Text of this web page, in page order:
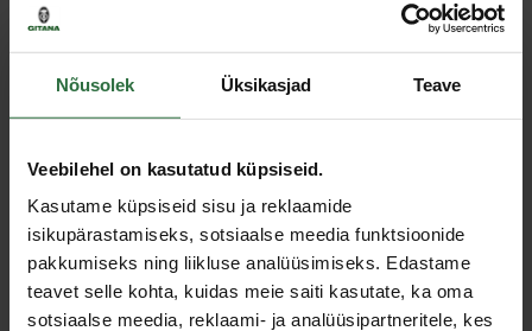
Nõusolek Üksikasjad Teave
Veebilehel on kasutatud küpsiseid.
Kasutame küpsiseid sisu ja reklaamide
isikupärastamiseks, sotsiaalse meedia funktsioonide
pakkumiseks ning liikluse analüüsimiseks. Edastame
teavet selle kohta, kuidas meie saiti kasutate, ka oma
sotsiaalse meedia, reklaami- ja analüüsipartneritele, kes
Poleerimissvamm FLEX
PUK-R 130
12,40 €
Poleerimisvill 160 mm
FLEX TW-PT
26,04 €